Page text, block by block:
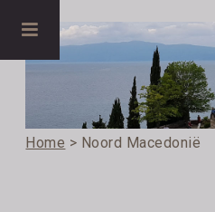
Home > Noord Macedonië